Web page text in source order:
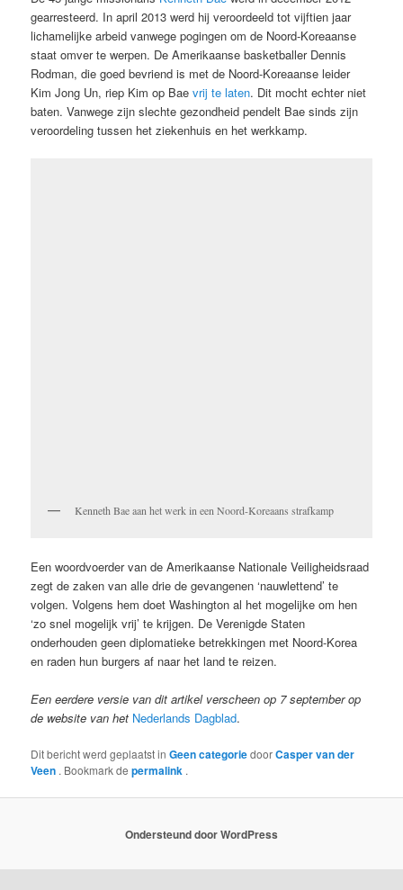
gearresteerd. In april 2013 werd hij veroordeeld tot vijftien jaar
lichamelijke arbeid vanwege pogingen om de Noord-Koreaanse
staat omver te werpen. De Amerikaanse basketballer Dennis
Rodman, die goed bevriend is met de Noord-Koreaanse leider
Kim Jong Un, riep Kim op Baevrij te laten. Dit mocht echter niet
baten. Vanwege zijn slechte gezondheid pendelt Bae sinds zijn
veroordeling tussen het ziekenhuis en het werkkamp.
Kenneth Bae aan het werk in een Noord-Koreaans strafkamp
Een woordvoerder van de Amerikaanse Nationale Veiligheidsraad
zegt de zaken van alle drie de gevangenen ‘nauwlettend’ te
volgen. Volgens hem doet Washington al het mogelijke om hen
‘zo snel mogelijk vrij’ te krijgen. De Verenigde Staten
onderhouden geen diplomatieke betrekkingen met Noord-Korea
en raden hun burgers af naar het land te reizen.
Een eerdere versie van dit artikel verscheen op 7 september op
de website van het Nederlands Dagblad.
Dit bericht werd geplaatst inGeen categoriedoorCasper van der
Veen . Bookmark depermalink .
Ondersteund door WordPress